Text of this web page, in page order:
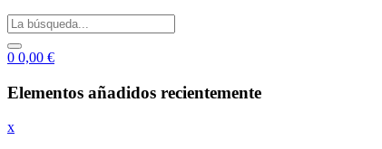
0 0,00 €
Elementos añadidos recientemente
x